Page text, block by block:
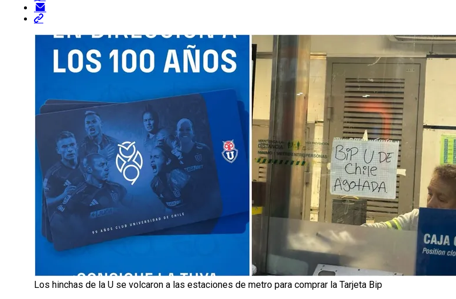
Los hinchas de la U se volcaron a las estaciones de metro para comprar la Tarjeta Bip